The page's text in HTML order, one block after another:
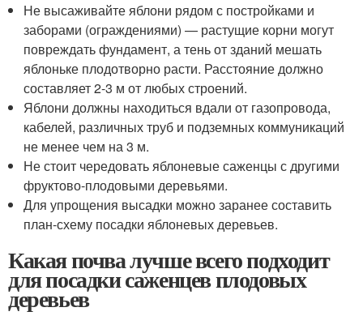
Не высаживайте яблони рядом с постройками и
заборами (ограждениями) — растущие корни могут
повреждать фундамент, а тень от зданий мешать
яблоньке плодотворно расти. Расстояние должно
составляет 2-3 м от любых строений.
Яблони должны находиться вдали от газопровода,
кабелей, различных труб и подземных коммуникаций
не менее чем на 3 м.
Не стоит чередовать яблоневые саженцы с другими
фруктово-плодовыми деревьями.
Для упрощения высадки можно заранее составить
план-схему посадки яблоневых деревьев.
Какая почва лучше всего подходит
для посадки саженцев плодовых
деревьев